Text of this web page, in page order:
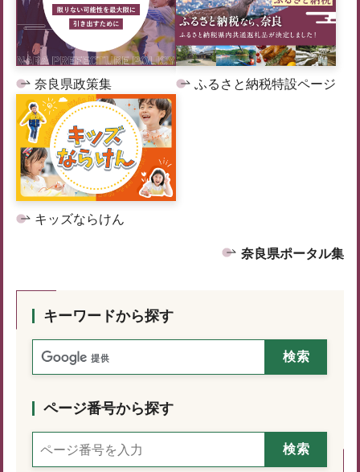
奈良県政策集 ふるさと納税特設ページ
キッズならけん
奈良県ポータル集
キーワードから探す
ページ番号から探す